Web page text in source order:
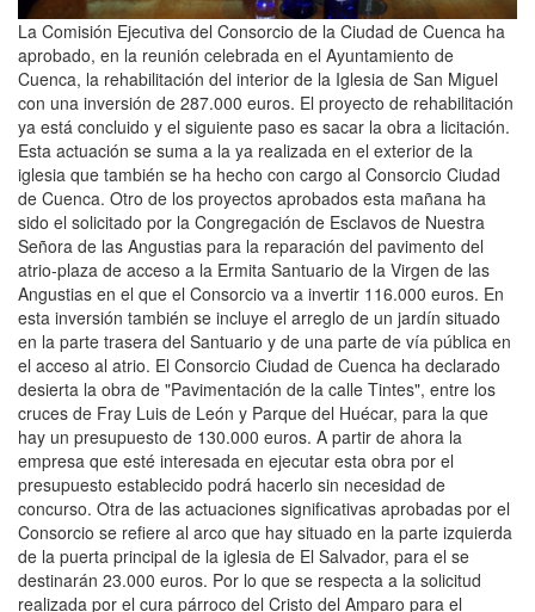
La Comisión Ejecutiva del Consorcio de la Ciudad de Cuenca ha
aprobado, en la reunión celebrada en el Ayuntamiento de
Cuenca, la rehabilitación del interior de la Iglesia de San Miguel
con una inversión de 287.000 euros. El proyecto de rehabilitación
ya está concluido y el siguiente paso es sacar la obra a licitación.
Esta actuación se suma a la ya realizada en el exterior de la
iglesia que también se ha hecho con cargo al Consorcio Ciudad
de Cuenca. Otro de los proyectos aprobados esta mañana ha
sido el solicitado por la Congregación de Esclavos de Nuestra
Señora de las Angustias para la reparación del pavimento del
atrio-plaza de acceso a la Ermita Santuario de la Virgen de las
Angustias en el que el Consorcio va a invertir 116.000 euros. En
esta inversión también se incluye el arreglo de un jardín situado
en la parte trasera del Santuario y de una parte de vía pública en
el acceso al atrio. El Consorcio Ciudad de Cuenca ha declarado
desierta la obra de "Pavimentación de la calle Tintes", entre los
cruces de Fray Luis de León y Parque del Huécar, para la que
hay un presupuesto de 130.000 euros. A partir de ahora la
empresa que esté interesada en ejecutar esta obra por el
presupuesto establecido podrá hacerlo sin necesidad de
concurso. Otra de las actuaciones significativas aprobadas por el
Consorcio se refiere al arco que hay situado en la parte izquierda
de la puerta principal de la iglesia de El Salvador, para el se
destinarán 23.000 euros. Por lo que se respecta a la solicitud
realizada por el cura párroco del Cristo del Amparo para el